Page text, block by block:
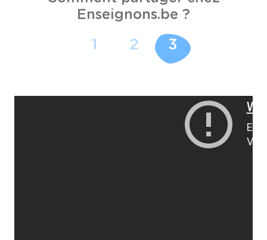
Enseignons.be ?
1 2 3